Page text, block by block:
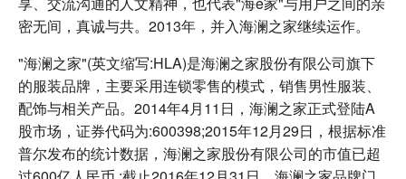
密无间，真诚与共。2013年，并入海澜之家继续运作。
"海澜之家"(英文缩写:HLA)是海澜之家股份有限公司旗下
的服装品牌，主要采用连锁零售的模式，销售男性服装、
配饰与相关产品。2014年4月11日，海澜之家正式登陆A
股市场，证券代码为:600398;2015年12月29日，根据标准
普尔发布的统计数据，海澜之家股份有限公司的市值已超